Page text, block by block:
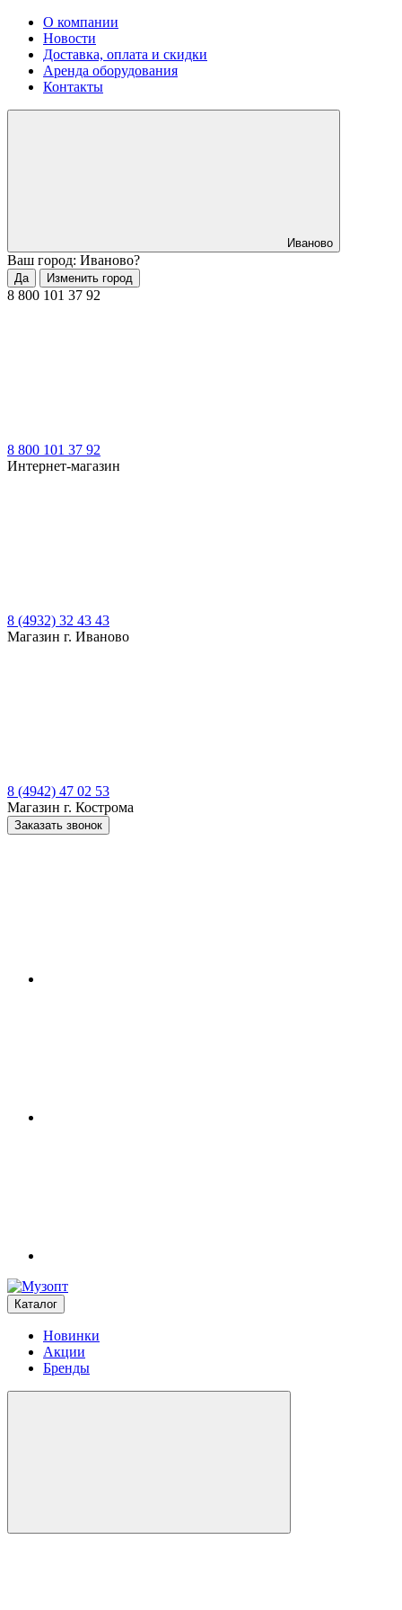
О компании
Новости
Доставка, оплата и скидки
Аренда оборудования
Контакты
Иваново
Ваш город: Иваново?
Да Изменить город
8 800 101 37 92
8 800 101 37 92
Интернет-магазин
8 (4932) 32 43 43
Магазин г. Иваново
8 (4942) 47 02 53
Магазин г. Кострома
Заказать звонок
Каталог
Новинки
Акции
Бренды